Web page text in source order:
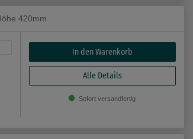
420mm
In den Warenkorb
Alle Details
Sofort versandfertig